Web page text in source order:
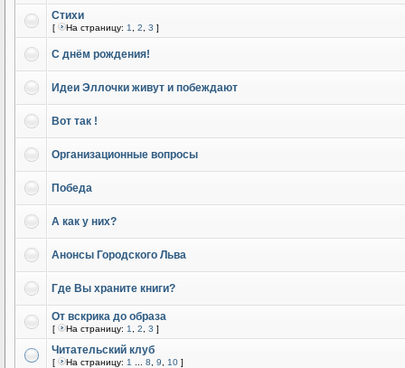
Стихи
[ На страницу: 1 2 3 ]
С днём рождения!
Идеи Эллочки живут и побеждают
Вот так !
Организационные вопросы
Победа
А как у них?
Анонсы Городского Льва
Где Вы храните книги?
От вскрика до образа
[ На страницу: 1 2 3 ]
Читательский клуб
[ На страницу: 1 8 9 10 ]